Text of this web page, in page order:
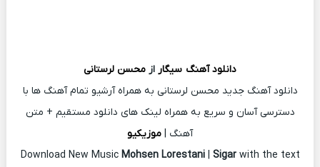
دانلود آهنگ سیگار از محسن لرستانی
دانلود آهنگ جدید محسن لرستانی به همراه آرشیو تمام آهنگ ها با
دسترسی آسان و سریع به همراه لینک های دانلود مستقیم + متن
آهنگ | موزیکیو
Download New Music Mohsen Lorestani| Sigar with the text